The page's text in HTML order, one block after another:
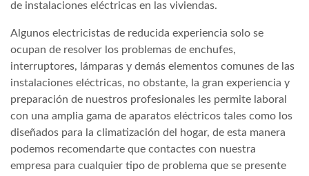
de instalaciones eléctricas en las viviendas.
Algunos electricistas de reducida experiencia solo se
ocupan de resolver los problemas de enchufes,
interruptores, lámparas y demás elementos comunes de las
instalaciones eléctricas, no obstante, la gran experiencia y
preparación de nuestros profesionales les permite laboral
con una amplia gama de aparatos eléctricos tales como los
diseñados para la climatización del hogar, de esta manera
podemos recomendarte que contactes con nuestra
empresa para cualquier tipo de problema que se presente